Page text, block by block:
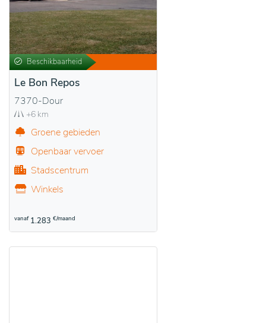
Beschikbaarheid
Le Bon Repos
7370-Dour
+6 km
Groene gebieden
Openbaar vervoer
Stadscentrum
Winkels
vanaf 1.283 €/maand